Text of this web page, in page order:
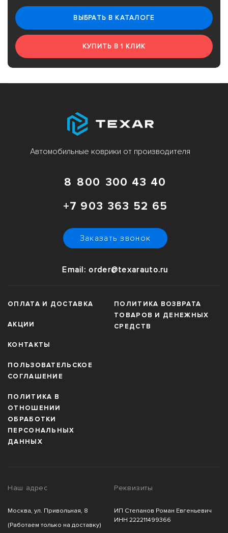
ВЫБРАТЬ В КАТАЛОГЕ
КУПИТЬ В 1 КЛИК
Автомобильные коврики от производителя
8 800 300 43 40
+7 903 363 52 65
Заказать звонок
Email: order@texarauto.ru
ОПЛАТА И ДОСТАВКА
АКЦИИ
КОНТАКТЫ
ПОЛЬЗОВАТЕЛЬСКОЕ
СОГЛАШЕНИЕ
ПОЛИТИКА В
ОТНОШЕНИИ
ОБРАБОТКИ
ПЕРСОНАЛЬНЫХ
ДАННЫХ
ПОЛИТИКА ВОЗВРАТА
ТОВАРОВ И ДЕНЕЖНЫХ
СРЕДСТВ
Наш адрес
Москва, ул. Привольная, 8
(Работаем только на доставку)
Реквизиты
ИП Степанов Роман Евгеньевич
ИНН 222211499366